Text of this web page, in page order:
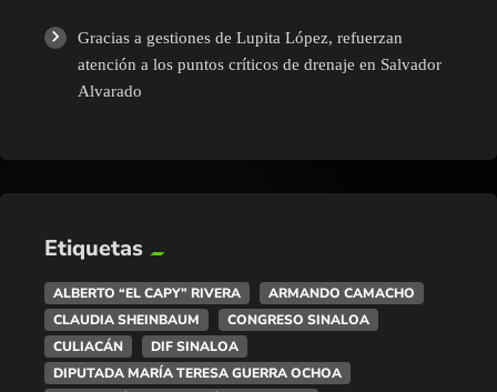
Gracias a gestiones de Lupita López, refuerzan
atención a los puntos críticos de drenaje en Salvador
Alvarado
Etiquetas
ALBERTO “EL CAPY” RIVERA
ARMANDO CAMACHO
CLAUDIA SHEINBAUM
CONGRESO SINALOA
CULIACÁN
DIF SINALOA
DIPUTADA MARÍA TERESA GUERRA OCHOA